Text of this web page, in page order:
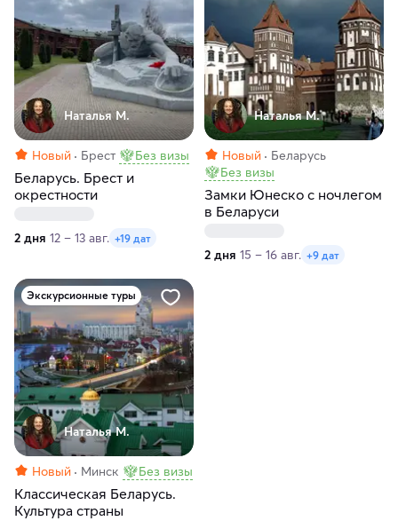
Наталья М.
Новый Брест Без визы
Беларусь. Брест и
окрестности
2 дня 12 – 13 авг. +19 дат
Наталья М.
Новый
Беларусь
Без визы
Замки Юнеско с ночлегом
в Беларуси
2 дня 15 – 16 авг. +9 дат
Экскурсионные туры
Наталья М.
Новый Минск Без визы
Классическая Беларусь.
Культура страны